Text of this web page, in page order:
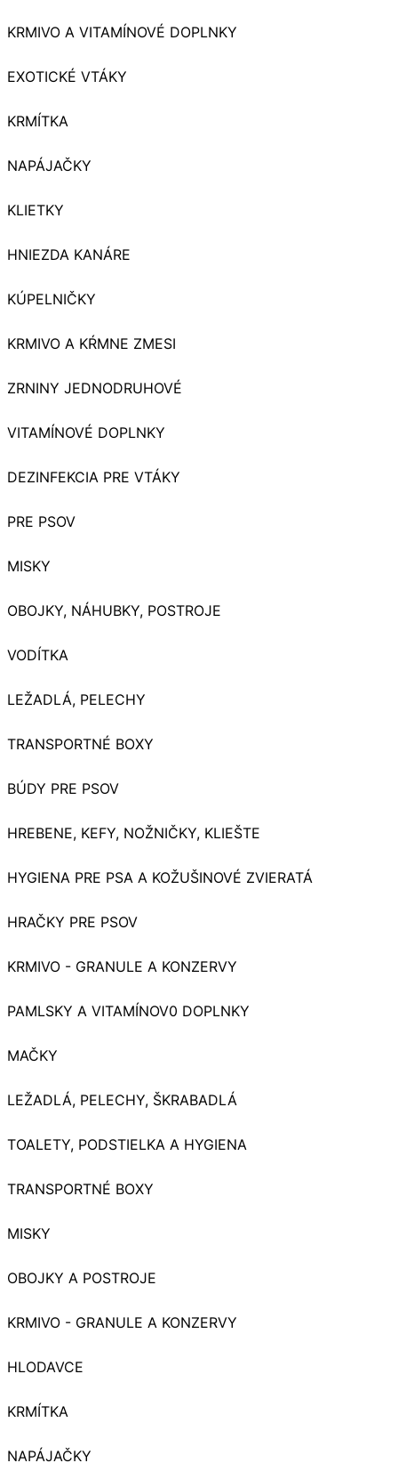
KRMIVO A VITAMÍNOVÉ DOPLNKY
EXOTICKÉ VTÁKY
KRMÍTKA
NAPÁJAČKY
KLIETKY
HNIEZDA KANÁRE
KÚPELNIČKY
KRMIVO A KŔMNE ZMESI
ZRNINY JEDNODRUHOVÉ
VITAMÍNOVÉ DOPLNKY
DEZINFEKCIA PRE VTÁKY
PRE PSOV
MISKY
OBOJKY, NÁHUBKY, POSTROJE
VODÍTKA
LEŽADLÁ, PELECHY
TRANSPORTNÉ BOXY
BÚDY PRE PSOV
HREBENE, KEFY, NOŽNIČKY, KLIEŠTE
HYGIENA PRE PSA A KOŽUŠINOVÉ ZVIERATÁ
HRAČKY PRE PSOV
KRMIVO - GRANULE A KONZERVY
PAMLSKY A VITAMÍNOV0 DOPLNKY
MAČKY
LEŽADLÁ, PELECHY, ŠKRABADLÁ
TOALETY, PODSTIELKA A HYGIENA
TRANSPORTNÉ BOXY
MISKY
OBOJKY A POSTROJE
KRMIVO - GRANULE A KONZERVY
HLODAVCE
KRMÍTKA
NAPÁJAČKY